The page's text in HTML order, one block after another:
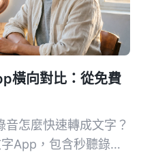
橫向對比：從免費
怎麼快速轉成文字？
App，包含秒聽錄